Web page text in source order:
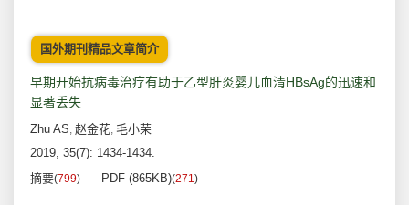
国外期刊精品文章简介
早期开始抗病毒治疗有助于乙型肝炎婴儿血清HBsAg的迅速和
显著丢失
Zhu AS, 赵金花, 毛小荣
2019, 35(7): 1434-1434.
摘要(799) PDF (865KB)(271)